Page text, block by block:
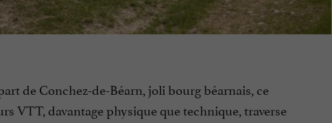
de Conchez-de-Béarn, joli bourg béarnais, ce
VTT, davantage physique que technique, traverse